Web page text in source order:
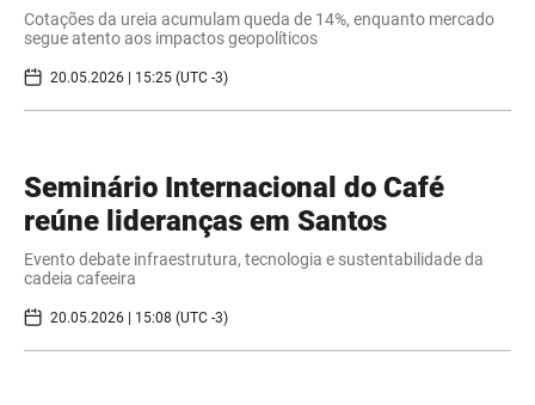
Cotações da ureia acumulam queda de 14%, enquanto mercado
segue atento aos impactos geopolíticos
20.05.2026 | 15:25 (UTC -3)
Seminário Internacional do Café
reúne lideranças em Santos
Evento debate infraestrutura, tecnologia e sustentabilidade da
cadeia cafeeira
20.05.2026 | 15:08 (UTC -3)